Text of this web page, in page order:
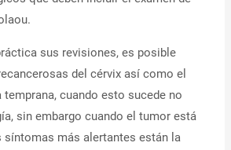
sus revisiones, es posible
del cérvix así como el
temprana, cuando esto sucede no
sin embargo cuando el tumor está
síntomas más alertantes están la